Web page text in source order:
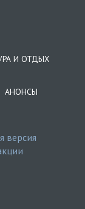
И ОТДЫХ
АНОНСЫ
версия